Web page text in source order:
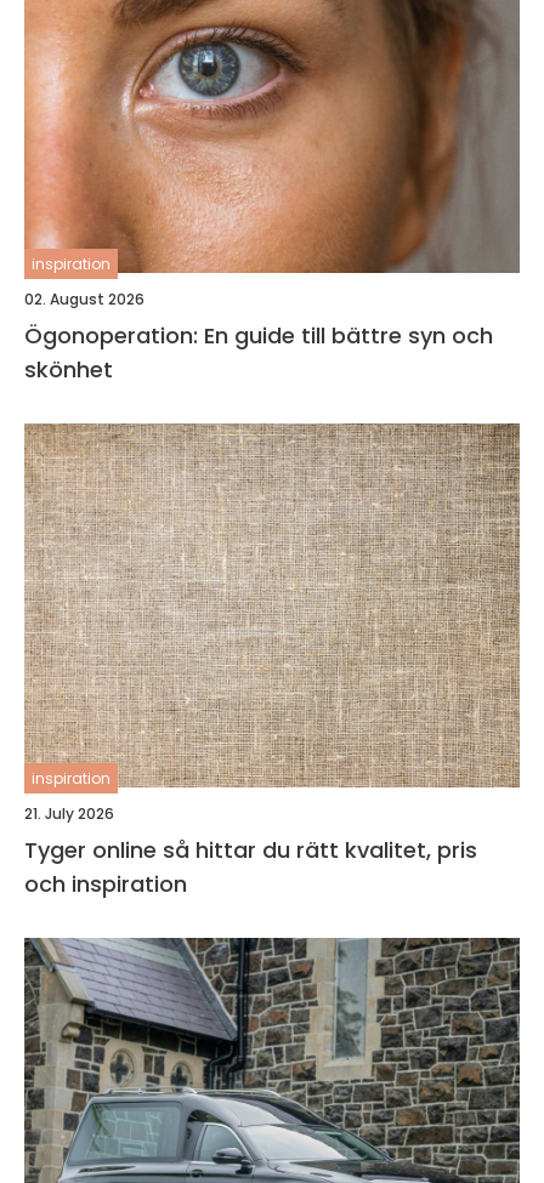
inspiration
02. August 2026
Ögonoperation: En guide till bättre syn och
skönhet
inspiration
21. July 2026
Tyger online så hittar du rätt kvalitet, pris
och inspiration